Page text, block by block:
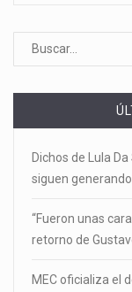
Dichos de Lula
siguen
“Fueron unas
retorno de
MEC oficializa el